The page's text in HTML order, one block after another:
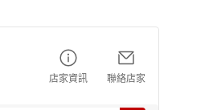
店家資訊 聯絡店家